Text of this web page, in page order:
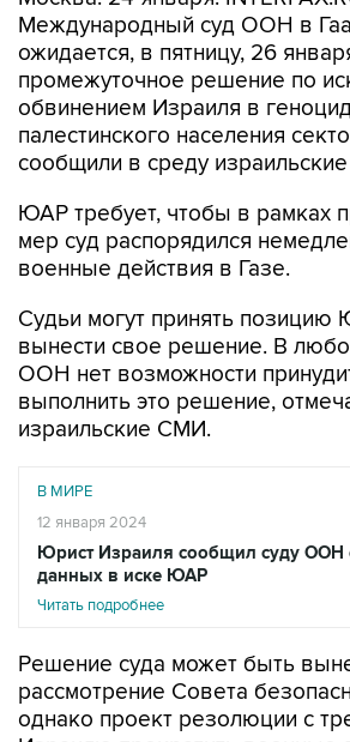
Международный суд ООН в
ожидается, в пятницу, 26
промежуточное решение по
обвинением Израиля в
палестинского населения
сообщили в среду
ЮАР требует, чтобы в рамках
мер суд распорядился
военные действия в Газе.
Судьи могут принять позицию
вынести свое решение. В
ООН нет возможности
выполнить это решение,
израильские СМИ.
В МИРЕ
12 января 2024
Юрист Израиля сообщил суду ООН
данных в иске ЮАР
Читать подробнее
Решение суда может быть
рассмотрение Совета
однако проект резолюции с